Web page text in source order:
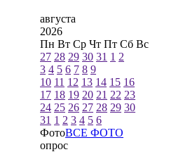
августа
2026
Пн Вт Ср Чт Пт Сб Вс
27 28 29 30 31 1 2
3 4 5 6 7 8 9
10 11 12 13 14 15 16
17 18 19 20 21 22 23
24 25 26 27 28 29 30
31 1 2 3 4 5 6
ФотоВСЕ ФОТО
опрос